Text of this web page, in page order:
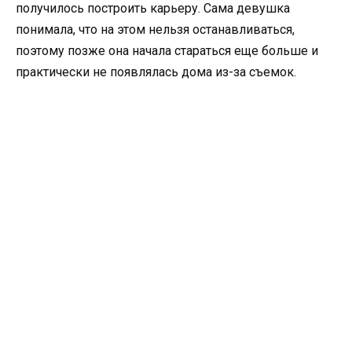
получилось построить карьеру. Сама девушка
понимала, что на этом нельзя останавливаться,
поэтому позже она начала стараться еще больше и
практически не появлялась дома из-за съемок.